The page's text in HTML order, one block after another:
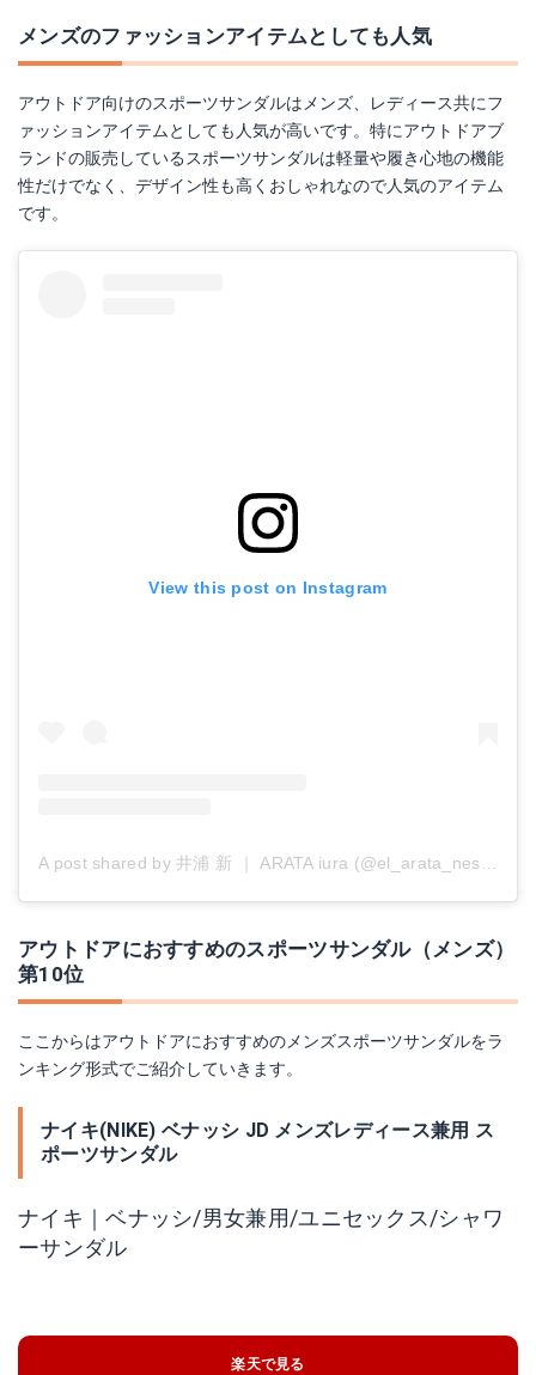
メンズのファッションアイテムとしても人気
アウトドア向けのスポーツサンダルはメンズ、レディース共にフ
ァッションアイテムとしても人気が高いです。特にアウトドアブ
ランドの販売しているスポーツサンダルは軽量や履き心地の機能
性だけでなく、デザイン性も高くおしゃれなので人気のアイテム
です。
View this post on Instagram
アウトドアにおすすめのスポーツサンダル（メンズ）
第10位
ここからはアウトドアにおすすめのメンズスポーツサンダルをラ
ンキング形式でご紹介していきます。
ナイキ(NIKE) ベナッシ JD メンズレディース兼用 ス
ポーツサンダル
ナイキ｜ベナッシ/男女兼用/ユニセックス/シャワ
ーサンダル
楽天で見る